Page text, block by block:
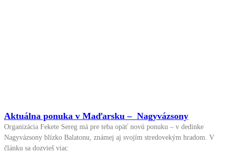
Aktuálna ponuka v Maďarsku – Nagyvázsony
Organizácia Fekete Sereg má pre teba opäť novú ponuku – v dedinke
Nagyvázsony blízko Balatonu, známej aj svojím stredovekým hradom. V
článku sa dozvieš viac